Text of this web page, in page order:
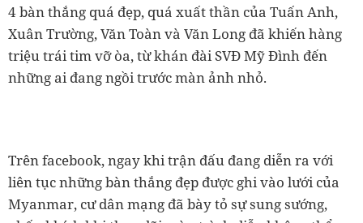
4 bàn thắng quá đẹp, quá xuất thần của Tuấn Anh,
Xuân Trường, Văn Toàn và Văn Long đã khiến hàng
triệu trái tim vỡ òa, từ khán đài SVĐ Mỹ Đình đến
những ai đang ngồi trước màn ảnh nhỏ.
Trên facebook, ngay khi trận đấu đang diễn ra với
liên tục những bàn thắng đẹp được ghi vào lưới của
Myanmar, cư dân mạng đã bày tỏ sự sung sướng,